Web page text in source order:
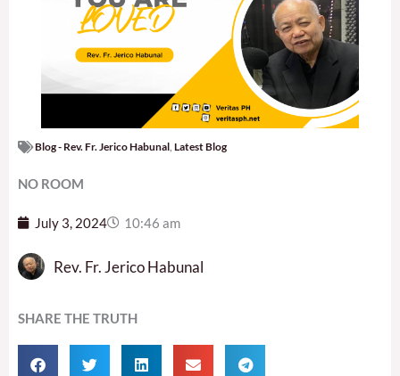
Blog - Rev. Fr. Jerico Habunal Latest Blog
NO ROOM
July 3, 2024 10:46 am
Rev. Fr. Jerico Habunal
SHARE THE TRUTH